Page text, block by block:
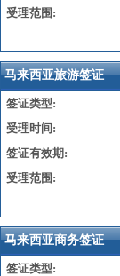
受理范围:
马来西亚旅游签证
签证类型:
受理时间:
签证有效期:
受理范围:
马来西亚商务签证
签证类型: